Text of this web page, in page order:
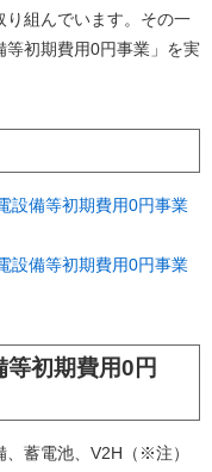
り組んでいます。その一
初期費用0円事業」を実
設備等初期費用0円事業
設備等初期費用0円事業
等初期費用0円
蓄電池、V2H（※注）